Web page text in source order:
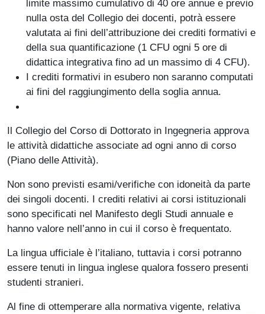
limite massimo cumulativo di 40 ore annue e previo
nulla osta del Collegio dei docenti, potrà essere
valutata ai fini dell’attribuzione dei crediti formativi e
della sua quantificazione (1 CFU ogni 5 ore di
didattica integrativa fino ad un massimo di 4 CFU).
I crediti formativi in esubero non saranno computati
ai fini del raggiungimento della soglia annua.
Il Collegio del Corso di Dottorato in Ingegneria approva
le attività didattiche associate ad ogni anno di corso
(Piano delle Attività).
Non sono previsti esami/verifiche con idoneità da parte
dei singoli docenti. I crediti relativi ai corsi istituzionali
sono specificati nel Manifesto degli Studi annuale e
hanno valore nell’anno in cui il corso è frequentato.
La lingua ufficiale è l’italiano, tuttavia i corsi potranno
essere tenuti in lingua inglese qualora fossero presenti
studenti stranieri.
Al fine di ottemperare alla normativa vigente, relativa